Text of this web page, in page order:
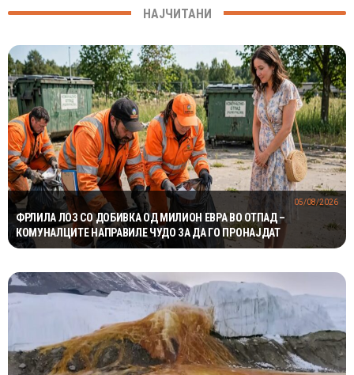
НАЈЧИТАНИ
ФРЛИЛА ЛОЗ СО ДОБИВКА ОД МИЛИОН ЕВРА ВО ОТПАД –
КОМУНАЛЦИТЕ НАПРАВИЛЕ ЧУДО ЗА ДА ГО ПРОНАЈДАТ
05/08/2026